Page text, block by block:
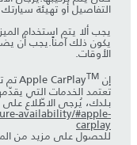
التفاصيل أو تهيئة سيارتك
يجب ألا يتم استخدام
يكون ذلك آمناً.يجب أن
الأوقات.
إن Apple CarPlay TM
بلدك، يُرجى الاطّلاع على
availability/#apple-
carplay
للحصول على مزيد من